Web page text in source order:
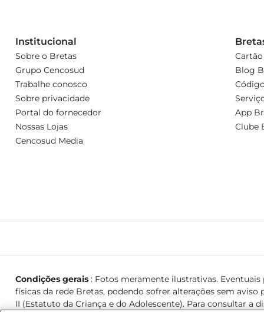
Institucional
Sobre o Bretas
Grupo Cencosud
Trabalhe conosco
Sobre privacidade
Portal do fornecedor
Nossas Lojas
Cencosud Media
Blog
App
Clube
Condições gerais: Fotos meramente ilustrativas. Eventuais
físicas da rede Bretas, podendo sofrer alterações sem aviso
II (Estatuto da Criança e do Adolescente). Para consultar a